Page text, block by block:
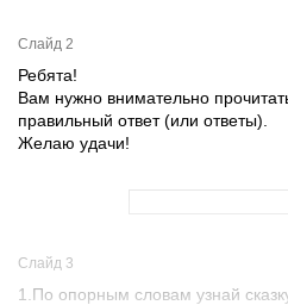
Слайд 2
Ребята!
Вам нужно внимательно
правильный ответ (или ответы).
Желаю удачи!
Слайд 3
1.По опорным словам узнай